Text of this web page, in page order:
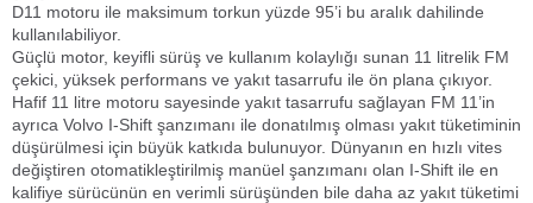
D11 motoru ile maksimum torkun yüzde 95’i bu aralık dahilinde
kullanılabiliyor.
Güçlü motor, keyifli sürüş ve kullanım kolaylığı sunan 11 litrelik FM
çekici, yüksek performans ve yakıt tasarrufu ile ön plana çıkıyor.
Hafif 11 litre motoru sayesinde yakıt tasarrufu sağlayan FM 11’in
ayrıca Volvo I-Shift şanzımanı ile donatılmış olması yakıt tüketiminin
düşürülmesi için büyük katkıda bulunuyor. Dünyanın en hızlı vites
değiştiren otomatikleştirilmiş manüel şanzımanı olan I-Shift ile en
kalifiye sürücünün en verimli sürüşünden bile daha az yakıt tüketimi